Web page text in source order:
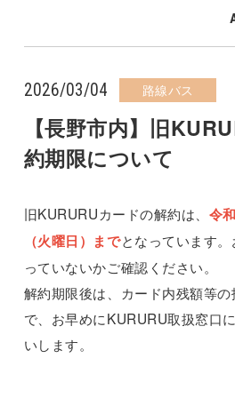
2026/03/04 路線バス
【長野市内】旧
約期限について
旧KURURUカードの解約は、 令
（火曜日）までとなっています
っていないかご確認ください。
解約期限後は、カード内残額等
で、お早めにKURURU取扱窓口
いします。